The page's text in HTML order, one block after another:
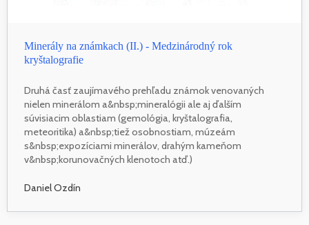
Minerály na známkach (II.) - Medzinárodný rok
kryštalografie
Druhá časť zaujímavého prehľadu známok venovaných
nielen minerálom a&nbsp;mineralógii ale aj ďalším
súvisiacim oblastiam (gemológia, kryštalografia,
meteoritika) a&nbsp;tiež osobnostiam, múzeám
s&nbsp;expozíciami minerálov, drahým kameňom
v&nbsp;korunovačných klenotoch atď.)
Daniel Ozdín